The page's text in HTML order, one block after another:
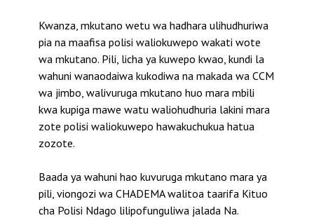
Kwanza, mkutano wetu wa hadhara ulihudhuriwa
pia na maafisa polisi waliokuwepo wakati wote
wa mkutano. Pili, licha ya kuwepo kwao, kundi la
wahuni wanaodaiwa kukodiwa na makada wa CCM
wa jimbo, walivuruga mkutano huo mara mbili
kwa kupiga mawe watu waliohudhuria lakini mara
zote polisi waliokuwepo hawakuchukua hatua
zozote.
Baada ya wahuni hao kuvuruga mkutano mara ya
pili, viongozi wa CHADEMA walitoa taarifa Kituo
cha Polisi Ndago lilipofunguliwa jalada Na.